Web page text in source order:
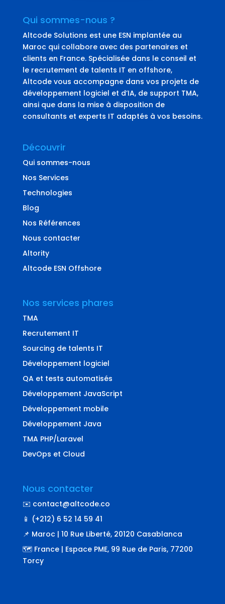
Qui sommes-nous ?
Altcode Solutions est une ESN implantée au
Maroc qui collabore avec des partenaires et
clients en France. Spécialisée dans le conseil et
le recrutement de talents IT en offshore,
Altcode vous accompagne dans vos projets de
développement logiciel et d’IA, de support TMA,
ainsi que dans la mise à disposition de
consultants et experts IT adaptés à vos besoins.
Découvrir
Qui sommes-nous
Nos Services
Technologies
Blog
Nos Références
Nous contacter
Altority
Altcode ESN Offshore
Nos services phares
TMA
Recrutement IT
Sourcing de talents IT
Développement logiciel
QA et tests automatisés
Développement JavaScript
Développement mobile
Développement Java
TMA PHP/Laravel
DevOps et Cloud
Nous contacter
✉️ contact@altcode.co
📱 (+212) 6 52 14 59 41
📌 Maroc | 10 Rue Liberté, 20120 Casablanca
🗺️ France | Espace PME, 99 Rue de Paris, 77200
Torcy